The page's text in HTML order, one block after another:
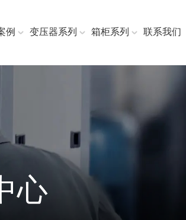
例 变压器系列 箱柜系列 联系我们
心